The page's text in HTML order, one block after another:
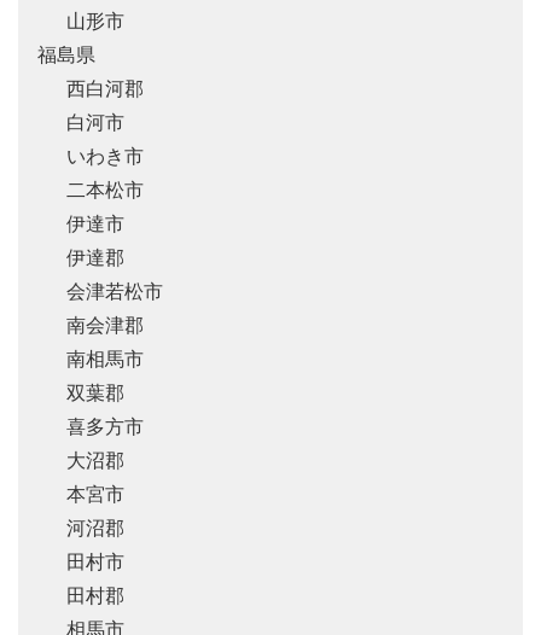
山形市
福島県
西白河郡
白河市
いわき市
二本松市
伊達市
伊達郡
会津若松市
南会津郡
南相馬市
双葉郡
喜多方市
大沼郡
本宮市
河沼郡
田村市
田村郡
相馬市